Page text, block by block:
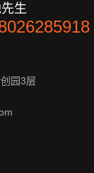
生
园3层